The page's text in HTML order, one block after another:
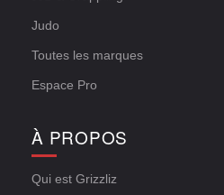
Judo
Toutes les marques
Espace Pro
À PROPOS
Qui est Grizzliz